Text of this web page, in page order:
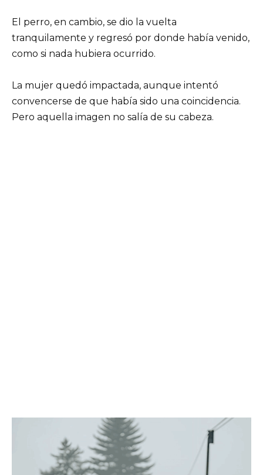
El perro, en cambio, se dio la vuelta
tranquilamente y regresó por donde había venido,
como si nada hubiera ocurrido.
La mujer quedó impactada, aunque intentó
convencerse de que había sido una coincidencia.
Pero aquella imagen no salía de su cabeza.